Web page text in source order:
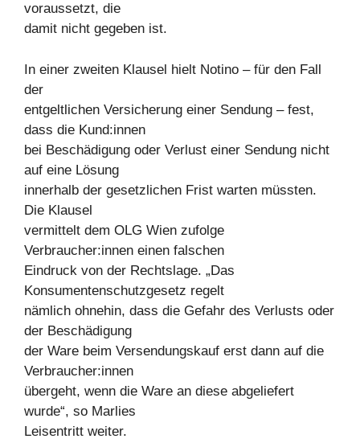
voraussetzt, die
damit nicht gegeben ist.
In einer zweiten Klausel hielt Notino – für den Fall
der
entgeltlichen Versicherung einer Sendung – fest,
dass die Kund:innen
bei Beschädigung oder Verlust einer Sendung nicht
auf eine Lösung
innerhalb der gesetzlichen Frist warten müssten.
Die Klausel
vermittelt dem OLG Wien zufolge
Verbraucher:innen einen falschen
Eindruck von der Rechtslage. „Das
Konsumentenschutzgesetz regelt
nämlich ohnehin, dass die Gefahr des Verlusts oder
der Beschädigung
der Ware beim Versendungskauf erst dann auf die
Verbraucher:innen
übergeht, wenn die Ware an diese abgeliefert
wurde“, so Marlies
Leisentritt weiter.